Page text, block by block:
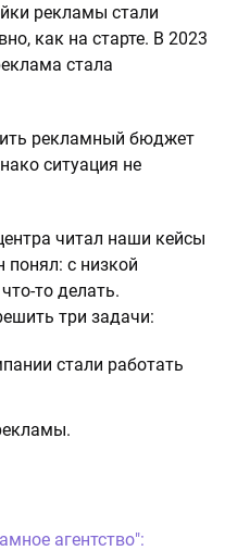
рекламы стали
как на старте. В 2023
стала
рекламный бюджет
ситуация не
читал наши кейсы
понял: с низкой
то делать.
три задачи:
стали работать
агентство":